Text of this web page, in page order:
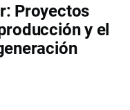
Proyectos
y el